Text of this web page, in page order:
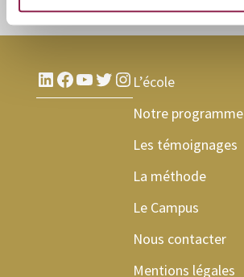
LinkedIn
Facebook
YouTube
Twitter
Instagram
L’école
Notre programme
Les témoignages
La méthode
Le Campus
Nous contacter
Mentions légales